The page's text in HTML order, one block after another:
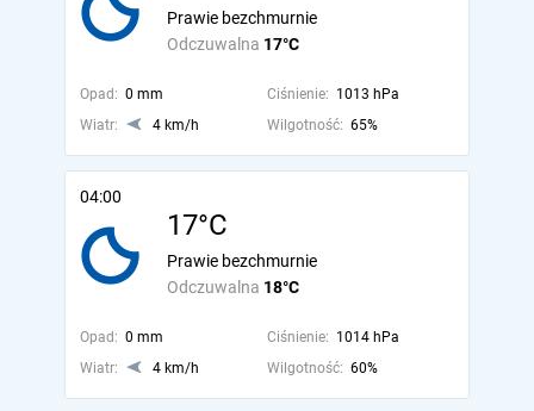
Odczuwalna 17°C
Prawie bezchmurnie
Opad: 0 mm Ciśnienie: 1013 hPa
Wiatr:
4 km/h Wilgotność: 65%
04:00
17°C
Odczuwalna 18°C
Prawie bezchmurnie
Opad: 0 mm Ciśnienie: 1014 hPa
Wiatr:
4 km/h Wilgotność: 60%